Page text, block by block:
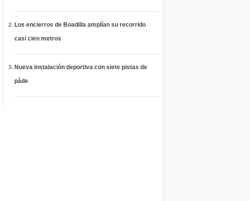
Los encierros de Boadilla amplían su recorrido
casi cien metros
Nueva instalación deportiva con siete pistas de
páde